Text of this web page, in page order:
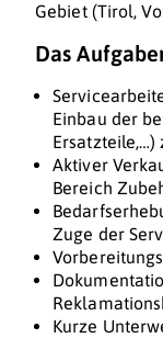
Gebiet (Tirol,
Das
Einbau der
Ersatzteile,…)
Aktiver
Bereich
Zuge der
Kurze